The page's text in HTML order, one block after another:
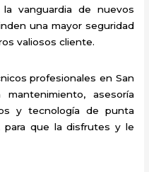
vanguardia de nuevos
una mayor seguridad
valiosos cliente.
profesionales en San
asesoría
y tecnología de punta
para que la disfrutes y le